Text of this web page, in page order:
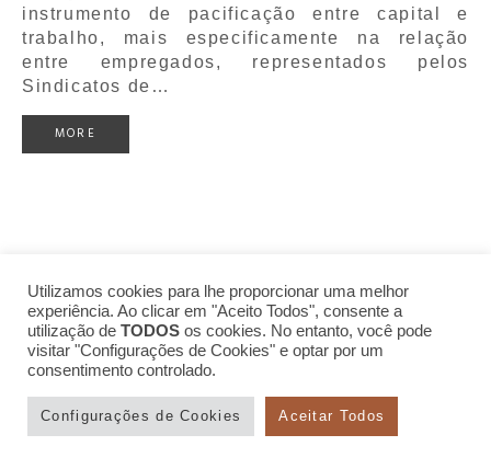
instrumento de pacificação entre capital e
trabalho, mais especificamente na relação
entre empregados, representados pelos
Sindicatos de…
MORE
© 2026 Lopes Advogados. Todos Direitos Reservados
Utilizamos cookies para lhe proporcionar uma melhor
experiência. Ao clicar em "Aceito Todos", consente a
utilização de TODOS os cookies. No entanto, você pode
visitar "Configurações de Cookies" e optar por um
consentimento controlado.
Configurações de Cookies Aceitar Todos